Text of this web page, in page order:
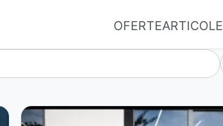
OFERTEARTICOLE